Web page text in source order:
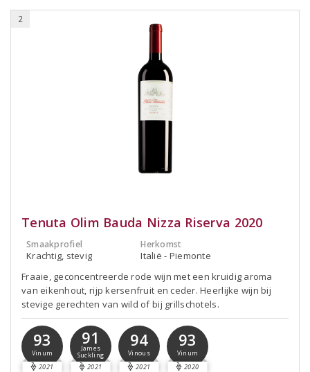
2
Tenuta Olim Bauda Nizza Riserva 2020
Smaakprofiel
Krachtig, stevig
Herkomst
Italië - Piemonte
Fraaie, geconcentreerde rode wijn met een kruidig aroma
van eikenhout, rijp kersenfruit en ceder. Heerlijke wijn bij
stevige gerechten van wild of bij grillschotels.
93
Vinum
2021
91
James
Suckling
2021
94
Vinous
2021
93
Vinum
2020